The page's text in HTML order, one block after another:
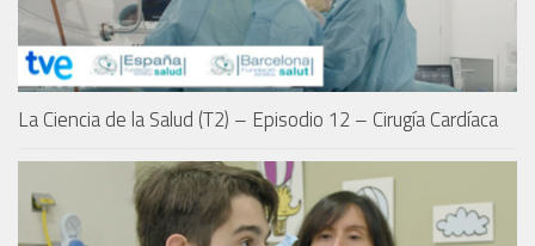
La Ciencia de la Salud (T2) – Episodio 12 – Cirugía Cardíaca